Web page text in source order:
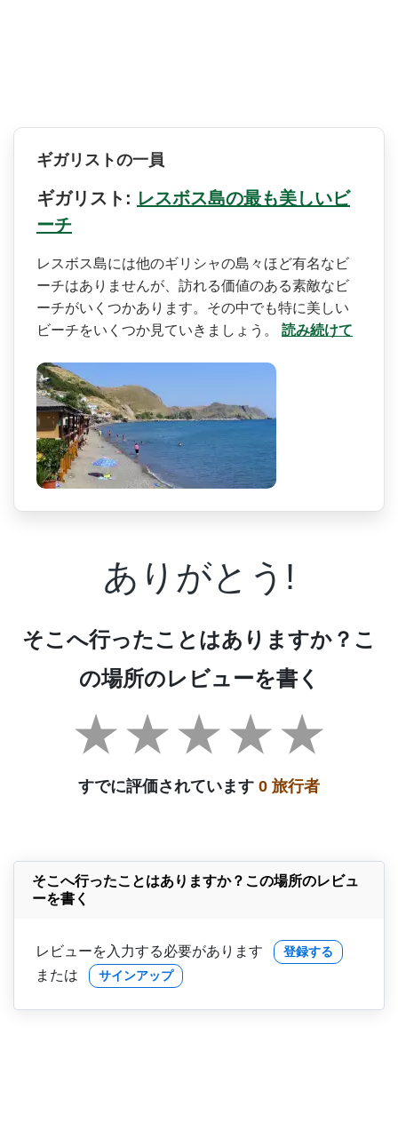
ギガリストの一員
ギガリスト: レスボス島の最も美しいビ
ーチ
レスボス島には他のギリシャ­の島々ほど有名なビ
ーチはありませんが、訪れる価値­のある素敵なビ
ーチがいくつかあります。その中でも­特に美しい
ビーチをいくつか見ていきましょう。 読み続けて
ありがとう!
そこへ行ったことはありますか？こ
の場所のレビューを書く
すでに評価されています 0 旅行者
そこへ行ったことはありますか？この場所のレビュ
ーを書く
レビューを入力する必要があります 登録する
または サインアップ